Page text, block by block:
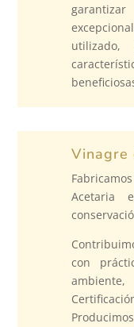
Vinagre
Fabricamos
Acetaria
con